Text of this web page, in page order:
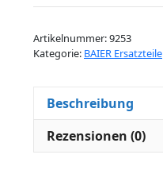
Artikelnummer:9253
Kategorie: BAIER Ersatzteile
Beschreibung
Rezensionen (0)